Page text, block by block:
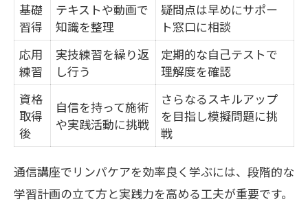
基礎
習得
テキストや動画で
知識を整理
疑問点は早めにサポー
ト窓口に相談
応用
練習
実技練習を繰り返
し行う
定期的な自己テストで
理解度を確認
資格
取得
後
自信を持って施術
や実践活動に挑戦
さらなるスキルアップ
を目指し模擬問題に挑
戦
通信講座でリンパケアを効率良く学ぶには、段階的な
学習計画の立て方と実践力を高める工夫が重要です。